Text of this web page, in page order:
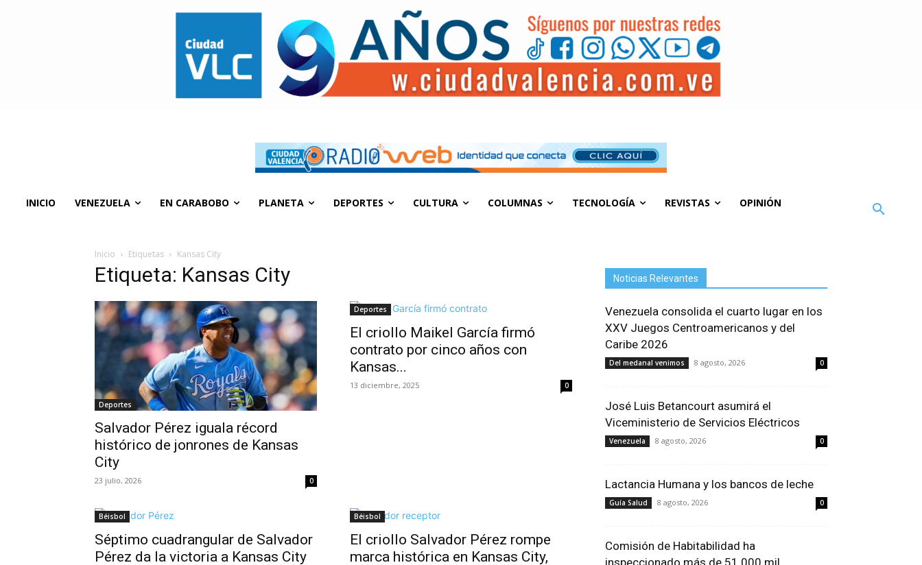
INICIO VENEZUELA EN CARABOBO PLANETA DEPORTES CULTURA COLUMNAS TECNOLOGÍA REVISTAS OPINIÓN
Inicio Etiquetas Kansas City
Etiqueta: Kansas City
Deportes
Salvador Pérez iguala récord
histórico de jonrones de Kansas
City
23 julio, 2026 0
Deportes
El criollo Maikel García firmó
contrato por cinco años con
Kansas...
13 diciembre, 2025 0
Béisbol
Séptimo cuadrangular de Salvador
Pérez da la victoria a Kansas City
Béisbol
El criollo Salvador Pérez rompe
marca histórica en Kansas City,
Noticias Relevantes
Venezuela consolida el cuarto lugar en los
XXV Juegos Centroamericanos y del
Caribe 2026
Del medanal venimos 8 agosto, 2026 0
José Luis Betancourt asumirá el
Viceministerio de Servicios Eléctricos
Venezuela 8 agosto, 2026 0
Lactancia Humana y los bancos de leche
Guía Salud 8 agosto, 2026 0
Comisión de Habitabilidad ha
inspeccionado más de 51.000 mil